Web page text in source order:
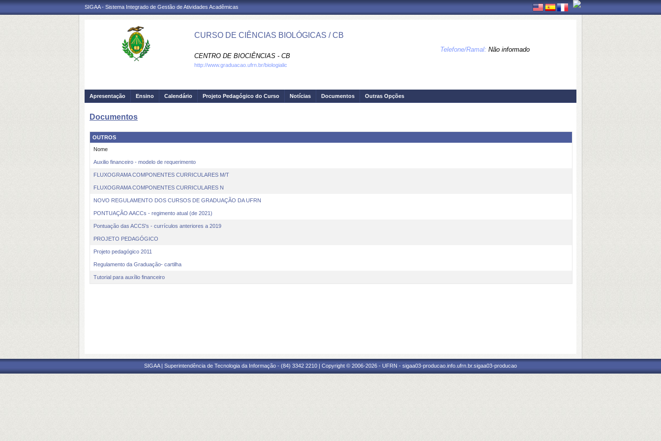
SIGAA - Sistema Integrado de Gestão de Atividades Acadêmicas
CURSO DE CIÊNCIAS BIOLÓGICAS / CB
CENTRO DE BIOCIÊNCIAS - CB
Telefone/Ramal: Não informado
http://www.graduacao.ufrn.br/biologialic
Apresentação Ensino Calendário Projeto Pedagógico do Curso Notícias Documentos Outras Opções
Documentos
OUTROS
Nome
Auxilio financeiro - modelo de requerimento
FLUXOGRAMA COMPONENTES CURRICULARES M/T
FLUXOGRAMA COMPONENTES CURRICULARES N
NOVO REGULAMENTO DOS CURSOS DE GRADUAÇÃO DA UFRN
PONTUAÇÃO AACCs - regimento atual (de 2021)
Pontuação das ACCS's - currículos anteriores a 2019
PROJETO PEDAGÓGICO
Projeto pedagógico 2011
Regulamento da Graduação- cartilha
Tutorial para auxílio financeiro
SIGAA | Superintendência de Tecnologia da Informação - (84) 3342 2210 | Copyright © 2006-2026 - UFRN - sigaa03-producao.info.ufrn.br.sigaa03-producao